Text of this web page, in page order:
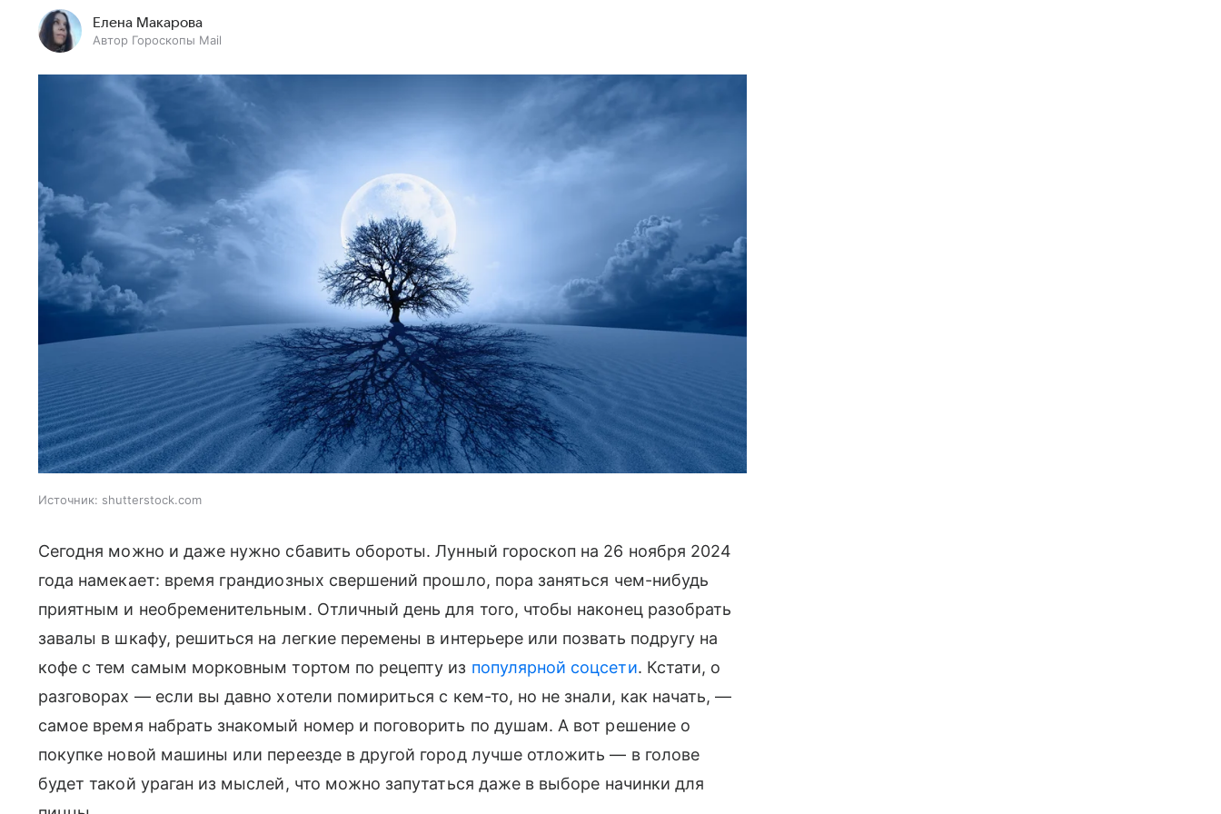
Елена Макарова
Автор Гороскопы Mail
Источник: shutterstock.com
Сегодня можно и даже нужно сбавить обороты. Лунный гороскоп на 26 ноября 2024
года намекает: время грандиозных свершений прошло, пора заняться чем-нибудь
приятным и необременительным. Отличный день для того, чтобы наконец разобрать
завалы в шкафу, решиться на легкие перемены в интерьере или позвать подругу на
кофе с тем самым морковным тортом по рецепту из популярной соцсети. Кстати, о
разговорах — если вы давно хотели помириться с кем-то, но не знали, как начать, —
самое время набрать знакомый номер и поговорить по душам. А вот решение о
покупке новой машины или переезде в другой город лучше отложить — в голове
будет такой ураган из мыслей, что можно запутаться даже в выборе начинки для